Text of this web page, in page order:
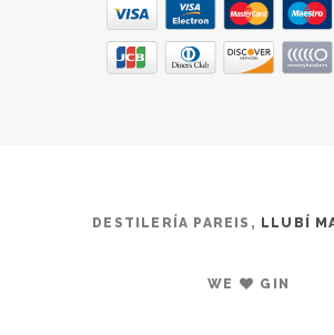
DESTILERÍA PAREIS, LLUBÍ
WE GIN